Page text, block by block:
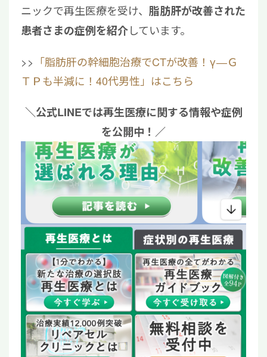
ニックで再生医療を受け、 脂肪肝が改善された
患者さまの症例を紹介しています。
>> 「脂肪肝の幹細胞治療でCTが改善！γ―Ｇ
ＴＰも半減に！40代男性」はこちら
＼公式LINEでは再生医療に関する情報や症例
を公開中！／